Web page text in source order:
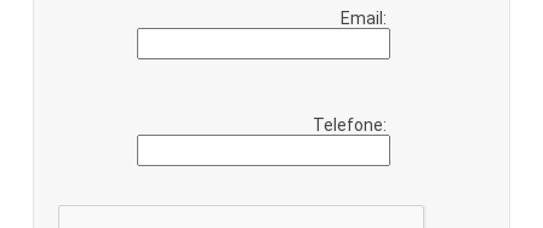
Email:
Telefone: